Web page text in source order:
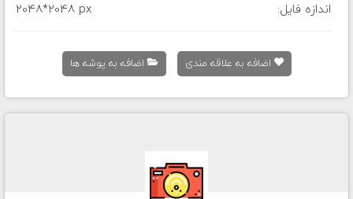
اندازه فایل: 2048*2048 px
اضافه به علاقه مندی اضافه به پوشه ها